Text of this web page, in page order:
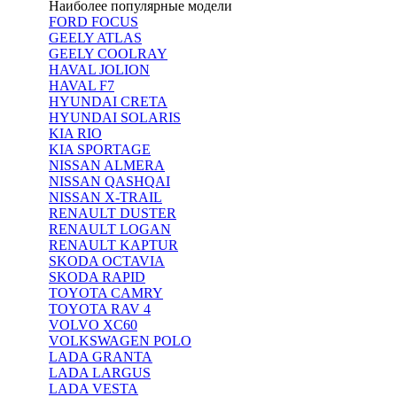
Наиболее популярные модели
FORD FOCUS
GEELY ATLAS
GEELY COOLRAY
HAVAL JOLION
HAVAL F7
HYUNDAI CRETA
HYUNDAI SOLARIS
KIA RIO
KIA SPORTAGE
NISSAN ALMERA
NISSAN QASHQAI
NISSAN X-TRAIL
RENAULT DUSTER
RENAULT LOGAN
RENAULT KAPTUR
SKODA OCTAVIA
SKODA RAPID
TOYOTA CAMRY
TOYOTA RAV 4
VOLVO XC60
VOLKSWAGEN POLO
LADA GRANTA
LADA LARGUS
LADA VESTA